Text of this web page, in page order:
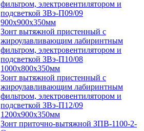
фильтром, электровентилятором и
подсветкой ЗВэ-П09/09
900х900х350мм
Зонт вытяжной пристенный с
жироулавливающим лабиринтным
фильтром, электровентилятором и
подсветкой ЗВэ-П10/08
1000х800х350мм
Зонт вытяжной пристенный с
жироулавливающим лабиринтным
фильтром, электровентилятором и
подсветкой ЗВэ-П12/09
1200х900х350мм
Зонт приточно-вытяжной ЗПВ-1100-2-